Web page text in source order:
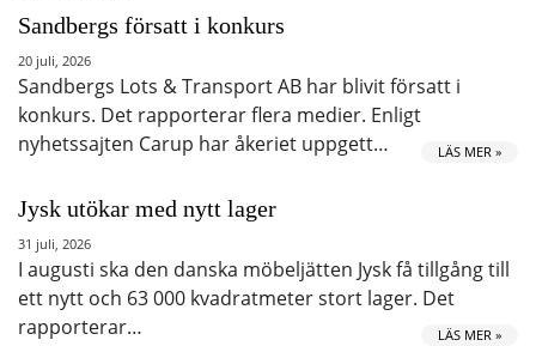
Sandbergs försatt i konkurs
20 juli, 2026
Sandbergs Lots & Transport AB har blivit försatt i
konkurs. Det rapporterar flera medier. Enligt
nyhetssajten Carup har åkeriet uppgett…
LÄS MER »
Jysk utökar med nytt lager
31 juli, 2026
I augusti ska den danska möbeljätten Jysk få tillgång till
ett nytt och 63 000 kvadratmeter stort lager. Det
rapporterar…
LÄS MER »